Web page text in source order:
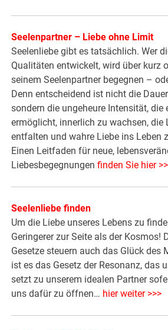
Seelenpartner – Liebe ohne Limit
Seelenliebe gibt es tatsächlich. Wer
Qualitäten entwickelt, wird über kurz
seinem Seelenpartner begegnen –
Denn entscheidend ist nicht die
sondern die ungeheure Intensität, die
ermöglicht, innerlich zu wachsen, die
entfalten und wahre Liebe ins Leben
Einen Leitfaden für neue,
Liebesbegegnungenfinden Sie hier
Seelenliebe finden
Um die Liebe unseres Lebens zu
Geringerer zur Seite als der Kosmos!
Gesetze steuern auch das Glück des
ist es das Gesetz der Resonanz, das
setzt zu unserem idealen Partner
uns dafür zu öffnen… hier weiter >>>